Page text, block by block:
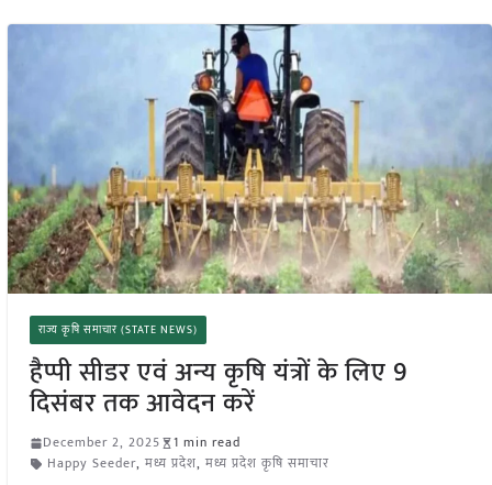
राज्य कृषि समाचार (STATE NEWS)
हैप्पी सीडर एवं अन्य कृषि यंत्रों के लिए 9
दिसंबर तक आवेदन करें
December 2, 2025
1 min read
Happy Seeder, मध्य प्रदेश, मध्य प्रदेश कृषि समाचार